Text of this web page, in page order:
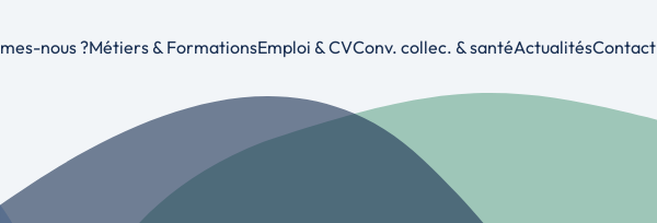
nous ?
des métiers
Métiers & Formations
Métiers & Formations
Centres de formation initiale
Financement des formations
Emploi & CV
Bourse de l’emploi
Cvthèque
Conv. collec. & santé
Convention collective
Prévoyance – santé
ActualitésContact